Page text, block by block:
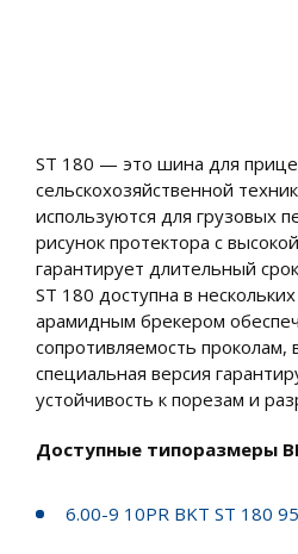
ST 180 — это шина для
сельскохозяйственной
используются для грузовых
рисунок протектора с
гарантирует длительный
ST 180 доступна в
арамидным брекером
сопротивляемость проколам,
специальная версия
устойчивость к порезам и
Доступные типоразмеры
6.00-9 10PR BKT ST 180